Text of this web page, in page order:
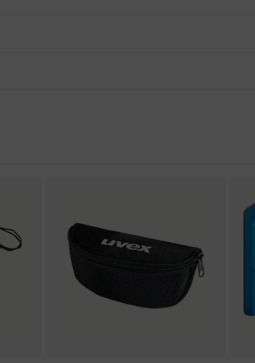
rayures sur la face externe, face interne antibuée,
chimiques
CE